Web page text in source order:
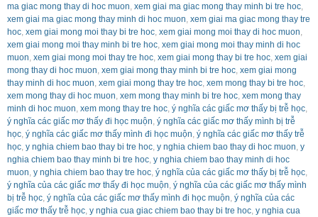
ma giac mong thay di hoc muon, xem giai ma giac mong thay minh bi tre hoc,
xem giai ma giac mong thay minh di hoc muon, xem giai ma giac mong thay tre
hoc, xem giai mong moi thay bi tre hoc, xem giai mong moi thay di hoc muon,
xem giai mong moi thay minh bi tre hoc, xem giai mong moi thay minh di hoc
muon, xem giai mong moi thay tre hoc, xem giai mong thay bi tre hoc, xem giai
mong thay di hoc muon, xem giai mong thay minh bi tre hoc, xem giai mong
thay minh di hoc muon, xem giai mong thay tre hoc, xem mong thay bi tre hoc,
xem mong thay di hoc muon, xem mong thay minh bi tre hoc, xem mong thay
minh di hoc muon, xem mong thay tre hoc, ý nghĩa các giấc mơ thấy bị trễ học,
ý nghĩa các giấc mơ thấy đi học muộn, ý nghĩa các giấc mơ thấy mình bị trễ
học, ý nghĩa các giấc mơ thấy mình đi học muộn, ý nghĩa các giấc mơ thấy trễ
học, y nghia chiem bao thay bi tre hoc, y nghia chiem bao thay di hoc muon, y
nghia chiem bao thay minh bi tre hoc, y nghia chiem bao thay minh di hoc
muon, y nghia chiem bao thay tre hoc, ý nghĩa của các giấc mơ thấy bị trễ học,
ý nghĩa của các giấc mơ thấy đi học muộn, ý nghĩa của các giấc mơ thấy mình
bị trễ học, ý nghĩa của các giấc mơ thấy mình đi học muộn, ý nghĩa của các
giấc mơ thấy trễ học, y nghia cua giac chiem bao thay bi tre hoc, y nghia cua